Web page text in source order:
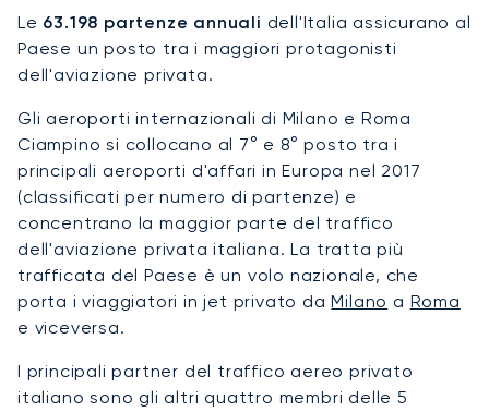
Le 63.198 partenze annuali dell'Italia assicurano al
Paese un posto tra i maggiori protagonisti
dell'aviazione privata.
Gli aeroporti internazionali di Milano e Roma
Ciampino si collocano al 7° e 8° posto tra i
principali aeroporti d'affari in Europa nel 2017
(classificati per numero di partenze) e
concentrano la maggior parte del traffico
dell'aviazione privata italiana. La tratta più
trafficata del Paese è un volo nazionale, che
porta i viaggiatori in jet privato daMilano a Roma
e viceversa.
I principali partner del traffico aereo privato
italiano sono gli altri quattro membri delle 5